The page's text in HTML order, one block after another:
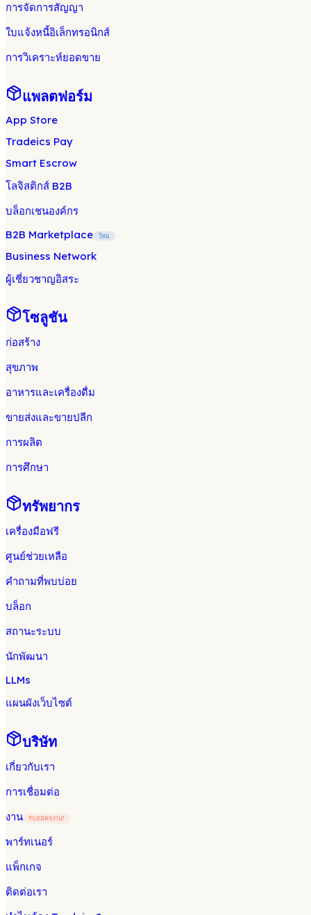
การจัดการสัญญา
ใบแจ้งหนี้อิเล็กทรอนิกส์
การวิเคราะห์ยอดขาย
แพลตฟอร์ม
App Store
Tradeics Pay
Smart Escrow
โลจิสติกส์ B2B
บล็อกเชนองค์กร
B2B Marketplace
ใหม่
Business Network
ผู้เชี่ยวชาญอิสระ
โซลูชัน
ก่อสร้าง
สุขภาพ
อาหารและเครื่องดื่ม
ขายส่งและขายปลีก
การผลิต
การศึกษา
ทรัพยากร
เครื่องมือฟรี
ศูนย์ช่วยเหลือ
คำถามที่พบบ่อย
บล็อก
สถานะระบบ
นักพัฒนา
LLMs
แผนผังเว็บไซต์
บริษัท
เกี่ยวกับเรา
การเชื่อมต่อ
งาน
รับสมัครงาน!
พาร์ทเนอร์
แพ็กเกจ
ติดต่อเรา